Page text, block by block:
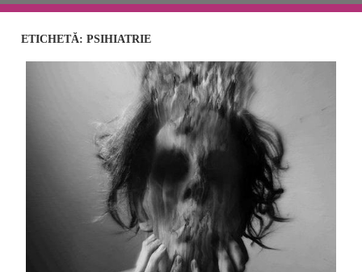
ETICHETĂ: PSIHIATRIE